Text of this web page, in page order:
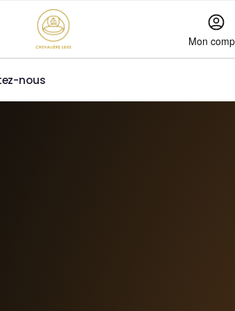
Mon
nous